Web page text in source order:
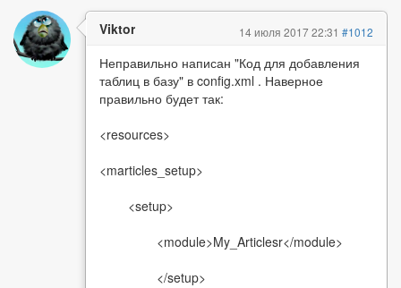
Viktor 14 июля 2017 22:31 #1012
Неправильно написан "Код для добавления
таблиц в базу" в config.xml . Наверное
правильно будет так:
<resources>
<marticles_setup>
<setup>
<module>My_Articlesr</module>
</setup>